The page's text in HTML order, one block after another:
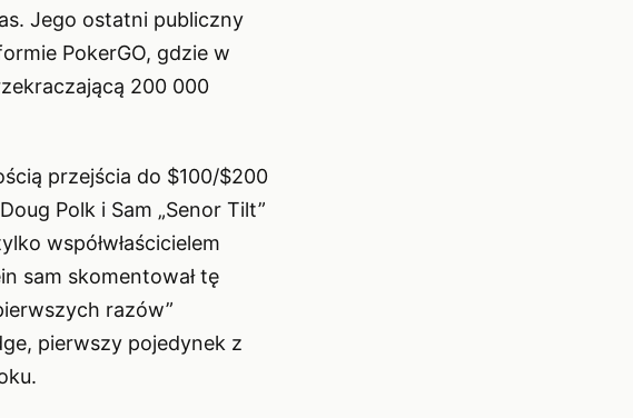
Jego ostatni publiczny
PokerGO, gdzie w
200 000
przejścia do $100/$200
Polk i Sam „Senor Tilt”
współwłaścicielem
sam skomentował tę
razów”
pierwszy pojedynek z